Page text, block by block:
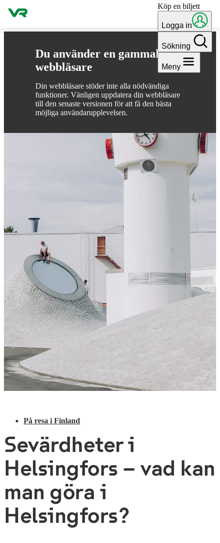
Du använder en gammal
webbläsare
Din webbläsare stöder inte alla nödvändiga
funktioner. Vänligen uppdatera din webbläsare
till den senaste versionen för att få den bästa
möjliga användarupplevelsen.
Gå till innehållet Köp en biljett
Logga in
Sökning
Meny
På resa i Finland
Sevärdheter i
Helsingfors – vad kan
man göra i
Helsingfors?